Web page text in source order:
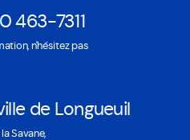
463-7311
Ouvre
dans
fenêtre
n'hésitez pas
de Longueuil
Ouvre
dans
Savane,